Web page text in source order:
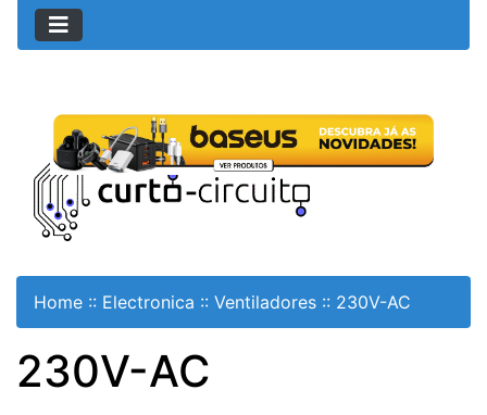
Home :: Electronica :: Ventiladores :: 230V-AC
230V-AC